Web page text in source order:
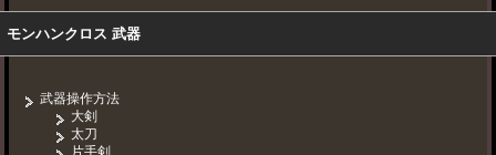
モンハンクロス 武器
武器操作方法
大剣
太刀
片手剣